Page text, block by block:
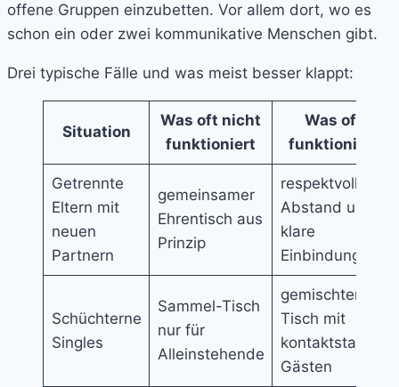
offene Gruppen einzubetten. Vor allem dort, wo es
schon ein oder zwei kommunikative Menschen gibt.
Drei typische Fälle und was meist besser klappt:
Situation
Was oft nicht
funktioniert
Was oft
funktioniert
Getrennte
Eltern mit
neuen
Partnern
gemeinsamer
Ehrentisch aus
Prinzip
respektvoller
Abstand und
klare
Einbindung
Schüchterne
Singles
Sammel-Tisch
nur für
Alleinstehende
gemischter
Tisch mit
kontaktstarken
Gästen